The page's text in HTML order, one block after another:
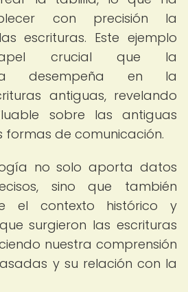
con precisión la
escrituras. Este ejemplo
crucial que la
desempeña en la
antiguas, revelando
sobre las antiguas
formas de comunicación.
no solo aporta datos
sino que también
el contexto histórico y
surgieron las escrituras
nuestra comprensión
y su relación con la